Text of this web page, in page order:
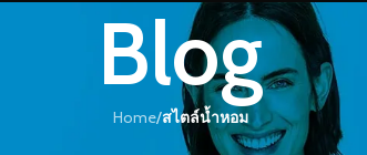
Blog
Home/สไตล์น้ำหอม